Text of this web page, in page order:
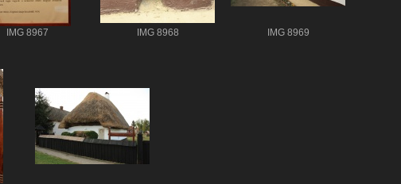
IMG 8967 IMG 8968 IMG 8969